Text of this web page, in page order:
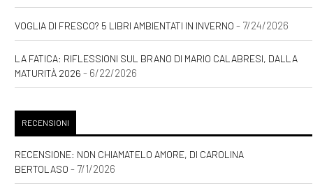
VOGLIA DI FRESCO? 5 LIBRI AMBIENTATI IN INVERNO - 7/24/2026
LA FATICA: RIFLESSIONI SUL BRANO DI MARIO CALABRESI, DALLA
MATURITÀ 2026 - 6/22/2026
RECENSIONI
RECENSIONE: NON CHIAMATELO AMORE, DI CAROLINA
BERTOLASO - 7/1/2026